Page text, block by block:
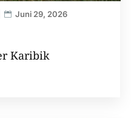
Juni 29, 2026
Karibik